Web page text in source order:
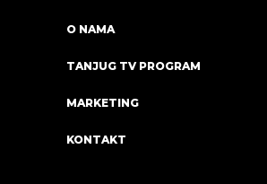
O NAMA
TANJUG TV PROGRAM
MARKETING
KONTAKT